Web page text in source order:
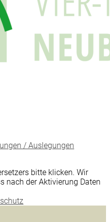
/ Auslegungen
bitte klicken. Wir
nach der Aktivierung Daten